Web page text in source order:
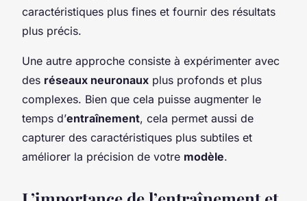
caractéristiques plus fines et fournir des résultats
plus précis.
Une autre approche consiste à expérimenter avec
des réseaux neuronaux plus profonds et plus
complexes. Bien que cela puisse augmenter le
temps d’entraînement, cela permet aussi de
capturer des caractéristiques plus subtiles et
améliorer la précision de votre modèle.